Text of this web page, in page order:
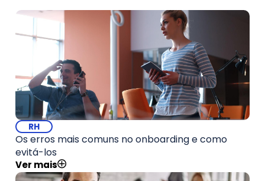
RH
Os erros mais comuns no onboarding e como
evitá-los
Ver mais